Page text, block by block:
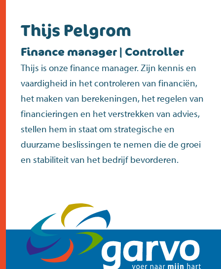
nieuws
contact
Thijs Pelgrom
Finance manager | Controller
Thijs is onze finance manager. Zijn kennis en
vaardigheid in het controleren van financiën,
het maken van berekeningen, het regelen van
financieringen en het verstrekken van advies,
stellen hem in staat om strategische en
duurzame beslissingen te nemen die de groei
en stabiliteit van het bedrijf bevorderen.